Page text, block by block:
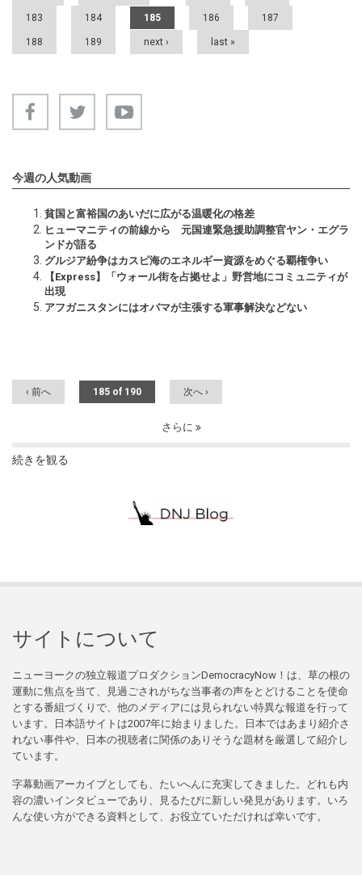
183 184 185 186 187
188 189 next › last »
今週の人気動画
貧国と富裕国のあいだに広がる温暖化の格差
ヒューマニティの前線から 元国連緊急援助調整官ヤン・エグラ
ンドが語る
グルジア紛争はカスピ海のエネルギー資源をめぐる覇権争い
【Express】「ウォール街を占拠せよ」野営地にコミュニティが
出現
アフガニスタンにはオバマが主張する軍事解決などない
‹ 前へ 185 of 190 次へ ›
さらに
続きを観る
サイトについて
ニューヨークの独立報道プロダクションDemocracyNow！は、草の根の
運動に焦点を当て、見過ごされがちな当事者の声をとどけることを使命
とする番組づくりで、他のメディアには見られない特異な報道を行って
います。日本語サイトは2007年に始まりました。日本ではあまり紹介さ
れない事件や、日本の視聴者に関係のありそうな題材を厳選して紹介し
ています。
字幕動画アーカイブとしても、たいへんに充実してきました。どれも内
容の濃いインタビューであり、見るたびに新しい発見があります。いろ
んな使い方ができる資料として、お役立ていただければ幸いです。